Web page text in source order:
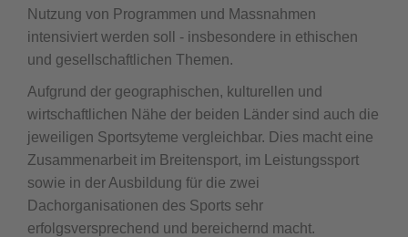
Nutzung von Programmen und Massnahmen
intensiviert werden soll - insbesondere in ethischen
und gesellschaftlichen Themen.
Aufgrund der geographischen, kulturellen und
wirtschaftlichen Nähe der beiden Länder sind auch die
jeweiligen Sportsyteme vergleichbar. Dies macht eine
Zusammenarbeit im Breitensport, im Leistungssport
sowie in der Ausbildung für die zwei
Dachorganisationen des Sports sehr
erfolgsversprechend und bereichernd macht.